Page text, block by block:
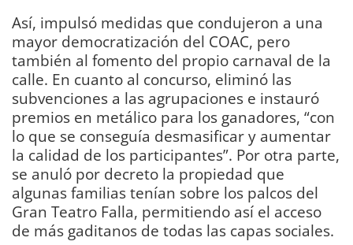
Así, impulsó medidas que condujeron a una
mayor democratización del COAC, pero
también al fomento del propio carnaval de la
calle. En cuanto al concurso, eliminó las
subvenciones a las agrupaciones e instauró
premios en metálico para los ganadores, “con
lo que se conseguía desmasificar y aumentar
la calidad de los participantes”. Por otra parte,
se anuló por decreto la propiedad que
algunas familias tenían sobre los palcos del
Gran Teatro Falla, permitiendo así el acceso
de más gaditanos de todas las capas sociales.